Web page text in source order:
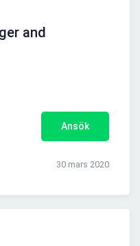
and
Ansök
30 mars 2020